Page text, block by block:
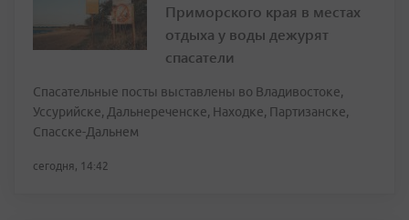
Приморского края в местах
отдыха у воды дежурят
спасатели
Спасательные посты выставлены во Владивостоке,
Уссурийске, Дальнереченске, Находке, Партизанске,
Спасске-Дальнем
сегодня, 14:42